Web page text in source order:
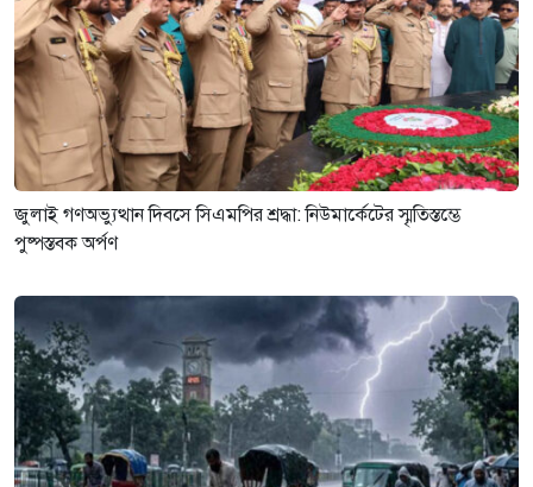
জুলাই গণঅভ্যুত্থান দিবসে সিএমপির শ্রদ্ধা: নিউমার্কেটের স্মৃতিস্তম্ভে
পুষ্পস্তবক অর্পণ